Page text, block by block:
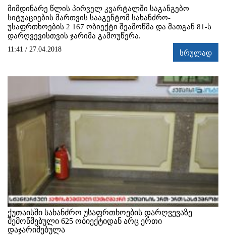
მიმდინარე წლის პირველ კვარტალში საგანგებო
სიტუაციების მართვის სააგენტომ სახანძრო-
უსაფრთხოების 2 167 ობიექტი შეამოწმა და მათგან 81-ს
დარღვევისთვის ჯარიმა გამოუწერა.
11:41 / 27.04.2018 სრულად
ქუთაისში სახანძრო უსაფრთხოების დარღვევაზე
შემოწმებული 625 ობიექტიდან არც ერთი
დაჯარიმებულა